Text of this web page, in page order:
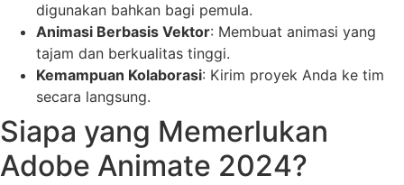
digunakan bahkan bagi pemula.
Animasi Berbasis Vektor: Membuat animasi yang
tajam dan berkualitas tinggi.
Kemampuan Kolaborasi: Kirim proyek Anda ke tim
secara langsung.
Siapa yang Memerlukan
Adobe Animate 2024?